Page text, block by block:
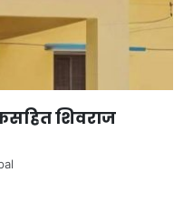
शिवराज